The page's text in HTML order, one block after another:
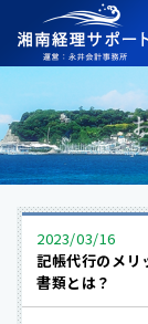
2023/03/16
記帳代行のメリ
書類とは？